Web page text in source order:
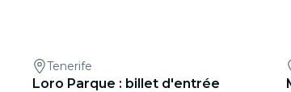
Tenerife
Loro Parque : billet d'entrée